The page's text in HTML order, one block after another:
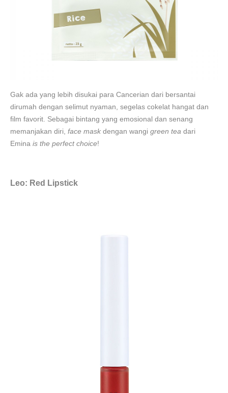
Gak ada yang lebih disukai para Cancerian dari bersantai
dirumah dengan selimut nyaman, segelas cokelat hangat dan
film favorit. Sebagai bintang yang emosional dan senang
memanjakan diri, face mask dengan wangi green tea dari
Emina is the perfect choice!
Leo: Red Lipstick